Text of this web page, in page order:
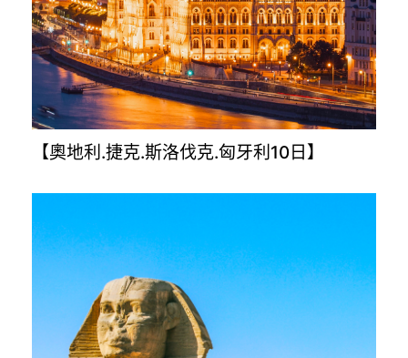
【金旅獎升級版－克.斯.波.蒙12日】